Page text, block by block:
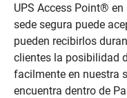
UPS Access Point® en
sede segura puede
pueden recibirlos
clientes la posibilidad
facilmente en nuestra
encuentra dentro de